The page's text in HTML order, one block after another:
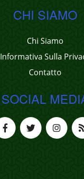
CHI SIAMO
Chi Siamo
Informativa Sulla
Contatto
SOCIAL